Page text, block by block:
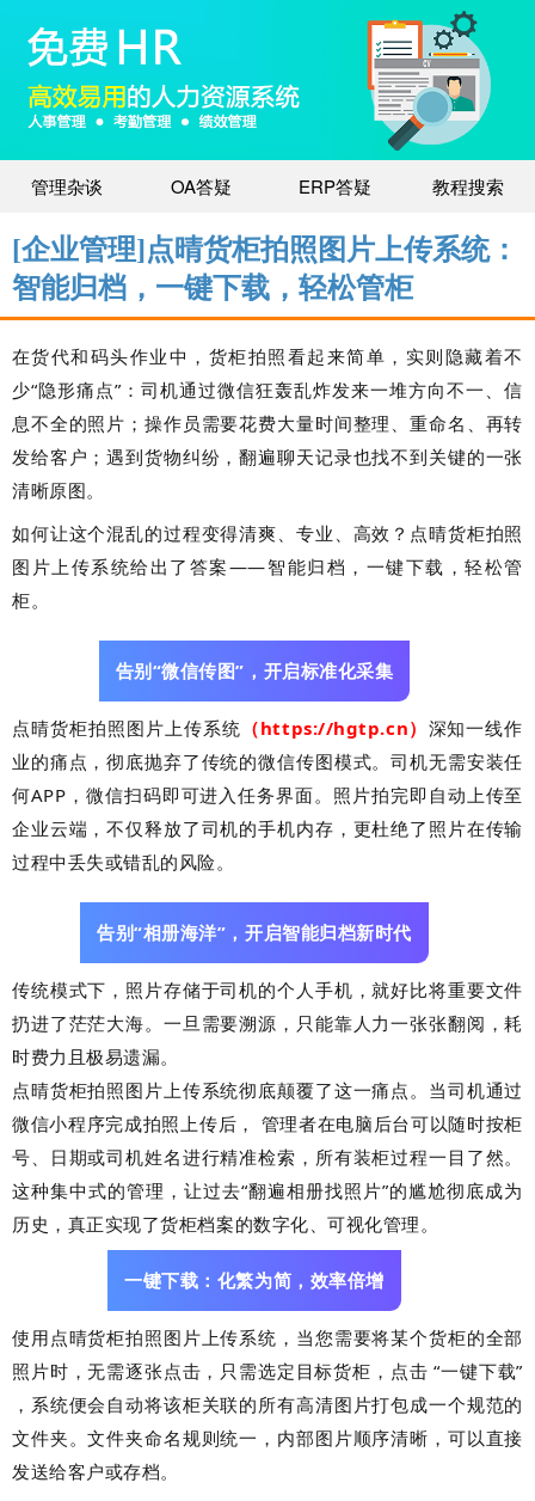
管理杂谈 OA答疑 ERP答疑 教程搜索
[企业管理]点晴货柜拍照图片上传系统：
智能归档，一键下载，轻松管柜
在货代和码头作业中，货柜拍照看起来简单，实则隐藏着不
少“隐形痛点”：司机通过微信狂轰乱炸发来一堆方向不一、信
息不全的照片；操作员需要花费大量时间整理、重命名、再转
发给客户；遇到货物纠纷，翻遍聊天记录也找不到关键的一张
清晰原图。
如何让这个混乱的过程变得清爽、专业、高效？点晴货柜拍照
图片上传系统给出了答案——智能归档，一键下载，轻松管
柜。
告别“微信传图”，开启标准化采集
点晴货柜拍照图片上传系统 （https://hgtp.cn） 深知一线作
业的痛点，彻底抛弃了传统的微信传图模式。司机无需安装任
何APP，微信扫码即可进入任务界面。照片拍完即自动上传至
企业云端，不仅释放了司机的手机内存，更杜绝了照片在传输
过程中丢失或错乱的风险。
告别“相册海洋”，开启智能归档新时代
传统模式下，照片存储于司机的个人手机，就好比将重要文件
扔进了茫茫大海。一旦需要溯源，只能靠人力一张张翻阅，耗
时费力且极易遗漏。
点晴货柜拍照图片上传系统彻底颠覆了这一痛点。当司机通过
微信小程序完成拍照上传后， 管理者在电脑后台可以随时按柜
号、日期或司机姓名进行精准检索，所有装柜过程一目了然。
这种集中式的管理，让过去“翻遍相册找照片”的尴尬彻底成为
历史，真正实现了货柜档案的数字化、可视化管理。
一键下载：化繁为简，效率倍增
使用点晴货柜拍照图片上传系统，当您需要将某个货柜的全部
照片时，无需逐张点击，只需选定目标货柜，点击 “一键下载”
，系统便会自动将该柜关联的所有高清图片打包成一个规范的
文件夹。文件夹命名规则统一，内部图片顺序清晰，可以直接
发送给客户或存档。